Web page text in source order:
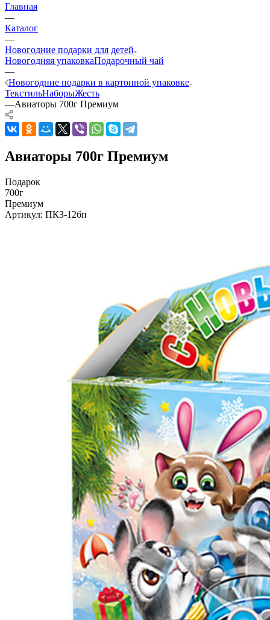
Главная
—
Каталог
—
Новогодние подарки для детей
Новогодняя упаковкаПодарочный чай
—
Новогодние подарки в картонной упаковке
ТекстильНаборыЖесть
—Авиаторы 700г Премиум
Авиаторы 700г Премиум
Подарок
700г
Премиум
Артикул: ПКЗ-12бп